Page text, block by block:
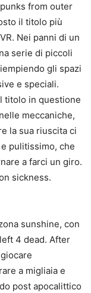
from outer
il titolo più
Nei panni di un
serie di piccoli
gli spazi
e speciali.
titolo in questione
meccaniche,
la sua riuscita ci
pulitissimo, che
a farci un giro.
sickness.
sunshine, con
4 dead. After
a migliaia e
post apocalittico